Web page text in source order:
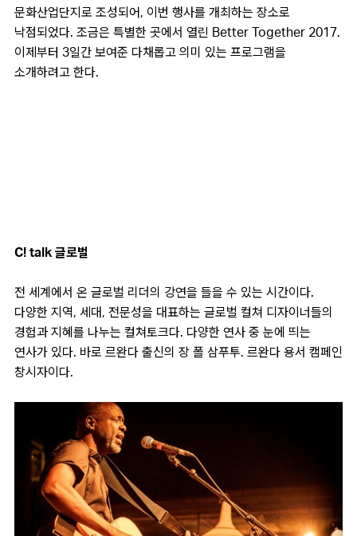
문화산업단지로 조성되어, 이번 행사를 개최하는 장소로
낙점되었다. 조금은 특별한 곳에서 열린 Better Together 2017.
이제부터 3일간 보여준 다채롭고 의미 있는 프로그램을
소개하려고 한다.
C! talk 글로벌
전 세계에서 온 글로벌 리더의 강연을 들을 수 있는 시간이다.
다양한 지역, 세대, 전문성을 대표하는 글로벌 컬쳐 디자이너들의
경험과 지혜를 나누는 컬쳐토크다. 다양한 연사 중 눈에 띄는
연사가 있다. 바로 르완다 출신의 장 폴 삼푸투. 르완다 용서 캠페인
창시자이다.